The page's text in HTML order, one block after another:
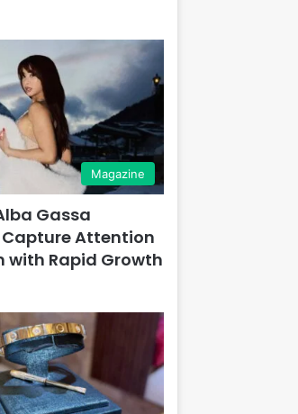
Magazine
Gassa
Attention
with Rapid Growth